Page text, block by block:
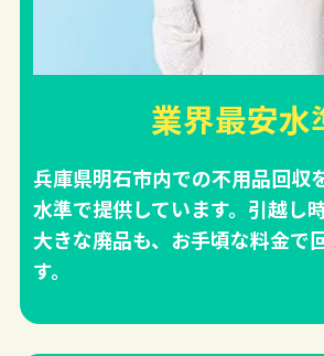
業界最安水
兵庫県明石市内での不用品回収
水準で提供しています。引越し
大きな廃品も、お手頃な料金で
す。